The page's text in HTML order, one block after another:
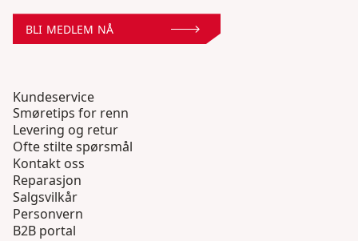
BLI MEDLEM NÅ
Kundeservice
Smøretips for renn
Levering og retur
Ofte stilte spørsmål
Kontakt oss
Reparasjon
Salgsvilkår
Personvern
B2B portal